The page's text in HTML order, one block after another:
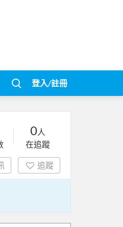
登入/註冊
0人
在追蹤
追蹤